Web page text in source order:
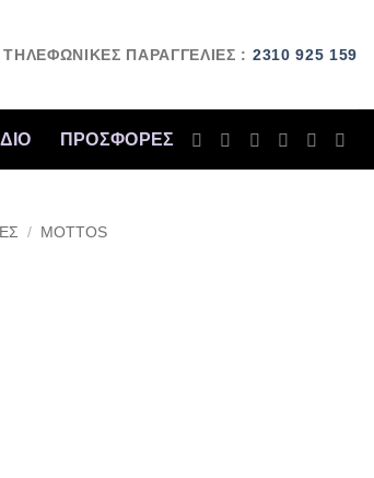
ΤΗΛΕΦΩΝΙΚΕΣ ΠΑΡΑΓΓΕΛΙΕΣ : 2310 925 159
ΠΡΟΣΦΟΡΈΣ
/ MOTTOS